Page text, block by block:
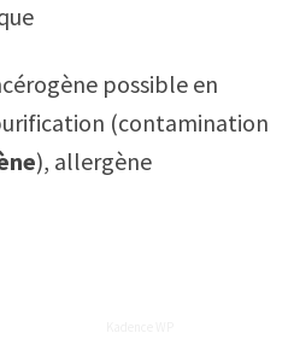
possible en
(contamination
), allergène